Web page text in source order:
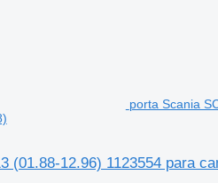
porta Scania
(01.88-12.96) 1123554 para